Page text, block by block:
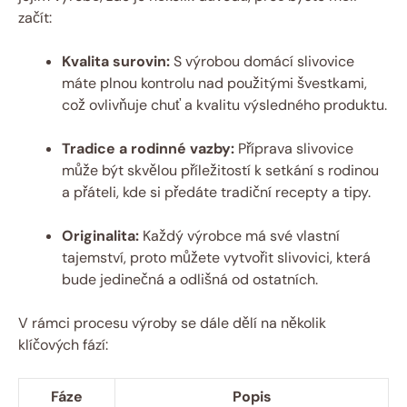
začít:
Kvalita surovin:S výrobou domácí slivovice
máte plnou kontrolu nad použitými švestkami,
což ovlivňuje chuť a kvalitu výsledného produktu.
Tradice a rodinné vazby: Příprava slivovice
může být skvělou příležitostí k setkání s rodinou
a přáteli, kde si předáte tradiční recepty a tipy.
Originalita: Každý výrobce má své vlastní
tajemství, proto můžete vytvořit slivovici, která
bude jedinečná a odlišná od ostatních.
V rámci procesu výroby se dále dělí na několik
klíčových fází:
Fáze Popis